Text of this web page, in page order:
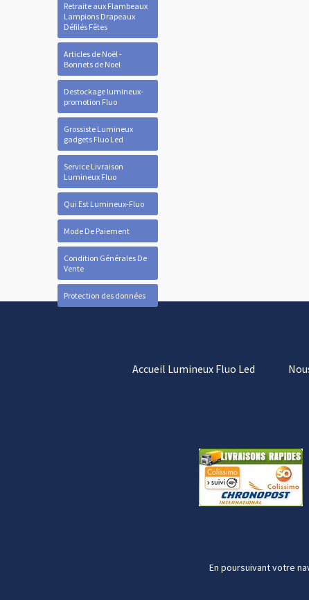
Retraite aux Flambeaux
Lampions Drapeaux
Défilés Fêtes
Articles de Noël -
Bonnets de Noel
Destockage lumineux-
promotion Fluo
Grossiste Lumineux
gadgets Fluo Led
Service Livraison
Lumineux Fluo
Qui Est Lumineux-Fluo
Mode De Paiement
Condition Générales De
Vente
Protection des données
Accueil Lumineux Fluo Led
En poursuivant votre